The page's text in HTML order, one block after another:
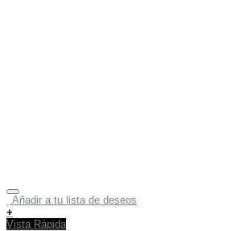
Añadir a tu lista de deseos
+
Vista Rápida